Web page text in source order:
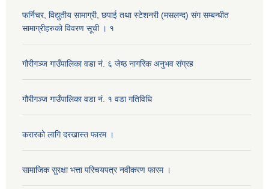
फर्निचर, विद्युतीय सामाग्री, छपाई तथा स्टेशनरी (मसलन्द) संग सम्बन्धीत
सामाग्रीहरुको विवरण सूची । १
गौरीगञ्‍ज गाउँपालिका वडा नं. ६ जेष्ठ नागरिक अनुभव संग्रह
गौरीगञ्‍ज गाउँपालिका वडा नं. १ वडा गतिविधि
करारको लागि दरखास्त फारम ।
सामाजिक सुरक्षा भत्ता परिचयपत्र नवीकरण फारम ।